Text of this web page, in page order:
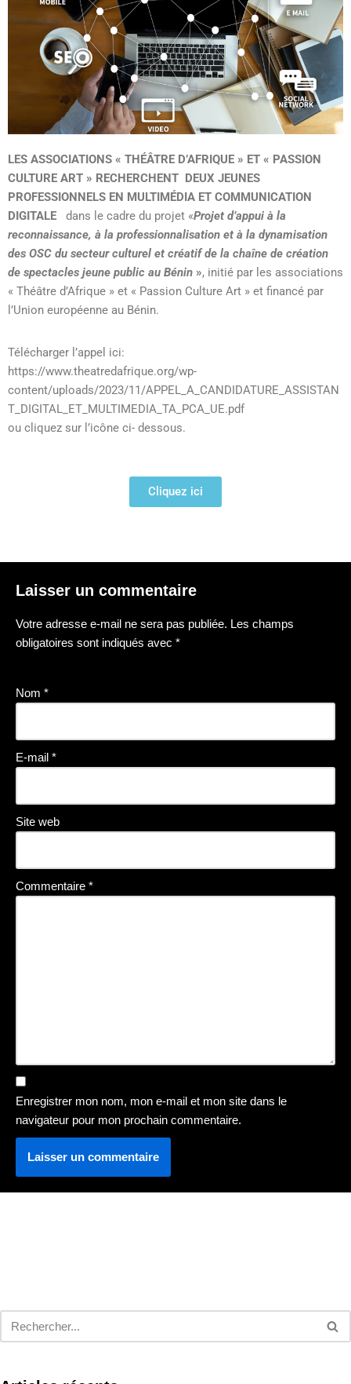
LES ASSOCIATIONS « THÉÂTRE D’AFRIQUE » ET « PASSION
CULTURE ART » RECHERCHENT DEUX JEUNES
PROFESSIONNELS EN MULTIMÉDIA ET COMMUNICATION
DIGITALE dans le cadre du projet «Projet d’appui à la
reconnaissance, à la professionnalisation et à la dynamisation
des OSC du secteur culturel et créatif de la chaîne de création
de spectacles jeune public au Bénin », initié par les associations
« Théâtre d’Afrique » et « Passion Culture Art » et financé par
l’Union européenne au Bénin.
Télécharger l’appel ici:
https://www.theatredafrique.org/wp-
content/uploads/2023/11/APPEL_A_CANDIDATURE_ASSISTAN
T_DIGITAL_ET_MULTIMEDIA_TA_PCA_UE.pdf
ou cliquez sur l’icône ci- dessous.
Cliquez ici
Laisser un commentaire
Votre adresse e-mail ne sera pas publiée. Les champs
obligatoires sont indiqués avec *
Nom *
E-mail *
Site web
Commentaire *
Enregistrer mon nom, mon e-mail et mon site dans le
navigateur pour mon prochain commentaire.